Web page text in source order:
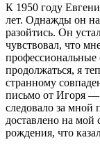
К 1950 году
лет. Однажды он
разойтись. Он
чувствовал, что
продолжаться, я
странному
письмо от Игоря
следовало за
доставлено на
рождения, что